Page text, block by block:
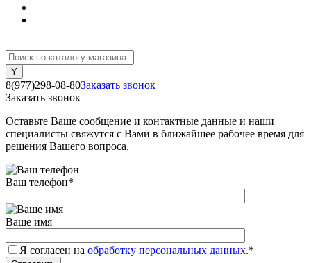
8(977)298-08-80Заказать звонок
Заказать звонок
Оставьте Ваше сообщение и контактные данные и наши
специалисты свяжутся с Вами в ближайшее рабочее время для
решения Вашего вопроса.
Ваш телефон*
Ваше имя
Я согласен на обработку персональных данных.*